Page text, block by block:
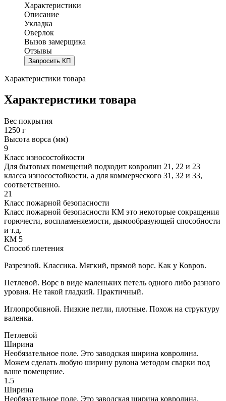
Характеристики
Описание
Укладка
Оверлок
Вызов замерщика
Отзывы
Запросить КП
Характеристики товара
Характеристики товара
Вес покрытия
1250 г
Высота ворса (мм)
9
Класс износостойкости
Для бытовых помещений подходит ковролин 21, 22 и 23
класса износостойкости, а для коммерческого 31, 32 и 33,
соответственно.
21
Класс пожарной безопасности
Класс пожарной безопасности КМ это некоторые сокращения
горючести, воспламеняемости, дымообразующей способности
и т.д.
КМ 5
Способ плетения
Разрезной. Классика. Мягкий, прямой ворс. Как у Ковров.
Петлевой. Ворс в виде маленьких петель одного либо разного
уровня. Не такой гладкий. Практичный.
Иглопробивной. Низкие петли, плотные. Похож на структуру
валенка.
Петлевой
Ширина
Необязательное поле. Это заводская ширина ковролина.
Можем сделать любую ширину рулона методом сварки под
ваше помещение.
1.5
Ширина
Необязательное поле. Это заводская ширина ковролина.